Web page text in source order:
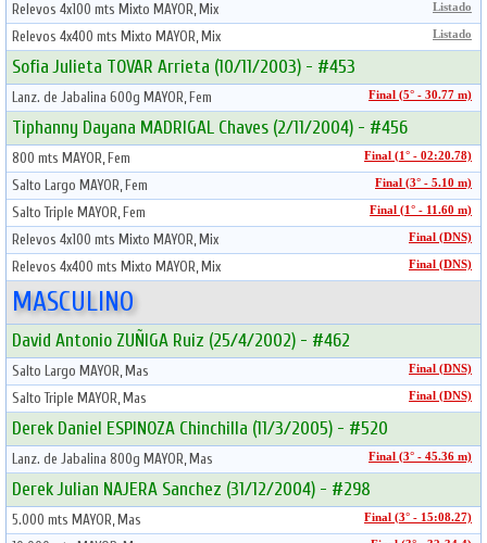
Relevos 4x100 mts Mixto MAYOR, Mix Listado
Relevos 4x400 mts Mixto MAYOR, Mix Listado
Sofia Julieta TOVAR Arrieta (10/11/2003) - #453
Lanz. de Jabalina 600g MAYOR, Fem Final (5° - 30.77 m)
Tiphanny Dayana MADRIGAL Chaves (2/11/2004) - #456
800 mts MAYOR, Fem Final (1° - 02:20.78)
Salto Largo MAYOR, Fem Final (3° - 5.10 m)
Salto Triple MAYOR, Fem Final (1° - 11.60 m)
Relevos 4x100 mts Mixto MAYOR, Mix Final (DNS)
Relevos 4x400 mts Mixto MAYOR, Mix Final (DNS)
MASCULINO
David Antonio ZUÑIGA Ruiz (25/4/2002) - #462
Salto Largo MAYOR, Mas Final (DNS)
Salto Triple MAYOR, Mas Final (DNS)
Derek Daniel ESPINOZA Chinchilla (11/3/2005) - #520
Lanz. de Jabalina 800g MAYOR, Mas Final (3° - 45.36 m)
Derek Julian NAJERA Sanchez (31/12/2004) - #298
5.000 mts MAYOR, Mas Final (3° - 15:08.27)